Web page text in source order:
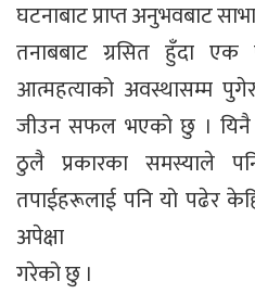
घटनाबाट प्राप्त अनुभवबाट
तनाबबाट ग्रसित हुँदा
आत्महत्याको अवस्थासम्म
जीउन सफल भएको छु ।
ठुलै प्रकारका समस्याले
तपाईहरूलाई पनि यो पढेर
अपेक्षा
गरेको छु ।